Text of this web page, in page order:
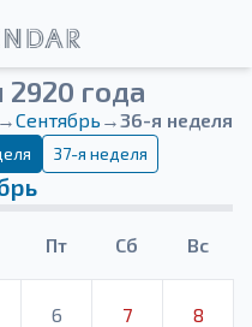
года
→Сентябрь →36-я неделя
37-я неделя
Пт Сб Вс
6 7 8